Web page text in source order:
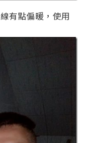
有點偏暖，使用